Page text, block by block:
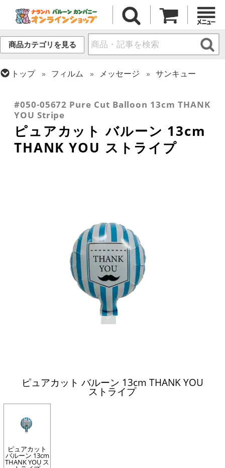
商品カテゴリを見る
トップ フィルム メッセージ
サンキュー
母の日・父の日
#050-05672 Pure Cut Balloon 13cm THANK
YOU Stripe
ピュアカット バルーン 13cm
THANK YOU ストライプ
ピュアカット バルーン 13cm THANK YOU
ストライプ
ピュアカット
バルーン 13cm
THANK YOU ス